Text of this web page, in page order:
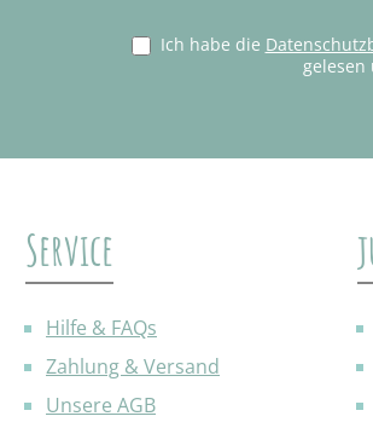
Ich habe die
Service
Hilfe & FAQs
Zahlung & Versand
Unsere AGB